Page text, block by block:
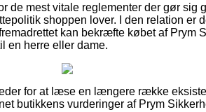
de mest vitale reglementer der gør sig
shoppen lover. I den relation er
kan bekræfte købet af Prym
en herre eller dame.
for at læse en længere række
butikkens vurderinger af Prym